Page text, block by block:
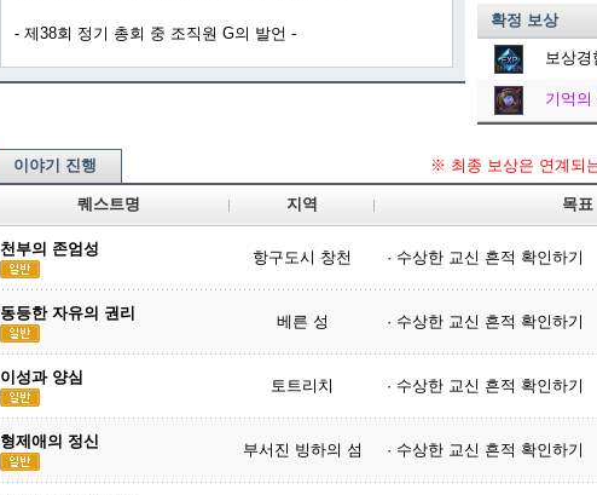
- 제38회 정기 총회 중 조직원 G의 발언 -
확정 보상
보상경
기억의
※ 최종 보상은 연계되
이야기 진행
퀘스트명 지역 목표
천부의 존엄성 항구도시 창천 · 수상한 교신 흔적 확인하기
동등한 자유의 권리 베른 성 · 수상한 교신 흔적 확인하기
이성과 양심 토트리치 · 수상한 교신 흔적 확인하기
형제애의 정신 부서진 빙하의 섬 · 수상한 교신 흔적 확인하기